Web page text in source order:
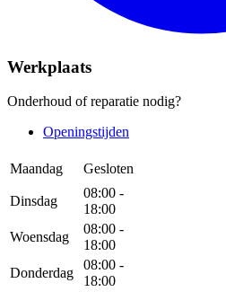
Werkplaats
Onderhoud of reparatie nodig?
Openingstijden
Maandag Gesloten
Dinsdag
08:00 -
18:00
Woensdag
08:00 -
18:00
Donderdag
08:00 -
18:00